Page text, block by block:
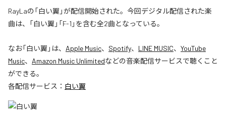
RayLaの「白い翼」が配信開始された。今回デジタル配信された楽
曲は、「白い翼」「F-1」を含む全2曲となっている。
なお「白い翼 」は、 Apple Music、 Spotify、 LINE MUSIC、 YouTube
Music、 Amazon Music Unlimitedなどの音楽配信サービスで聴くこと
ができる。
各配信サービス： 白い翼